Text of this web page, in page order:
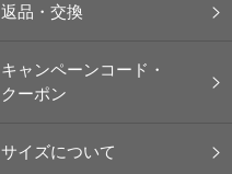
返品・交換
キャンペーンコード・
クーポン
サイズについて